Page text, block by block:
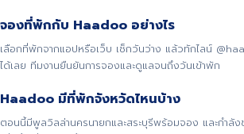
จองที่พักกับ Haadoo อย่างไร
เลือกที่พักจากแอปหรือเว็บ เช็กวันว่าง แล้วทักไลน์
ได้เลย ทีมงานยืนยันการจองและดูแลจนถึงวันเข้าพัก
Haadoo มีที่พักจังหวัดไหนบ้าง
ตอนนี้มีพูลวิลล่านครนายกและสระบุรีพร้อมจอง และกำลั